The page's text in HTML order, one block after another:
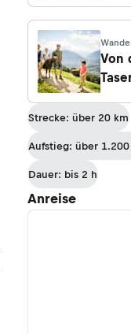
Von
Strecke: über 20 km
Aufstieg: über 1.200
Dauer: bis 2 h
Anreise